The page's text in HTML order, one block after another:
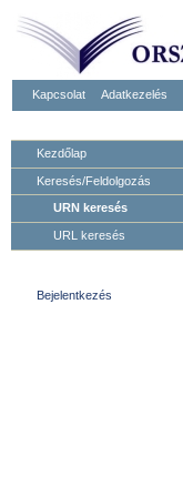
Kapcsolat Adatkezelés
Kezdőlap
Keresés/Feldolgozás
URN keresés
URL keresés
Bejelentkezés